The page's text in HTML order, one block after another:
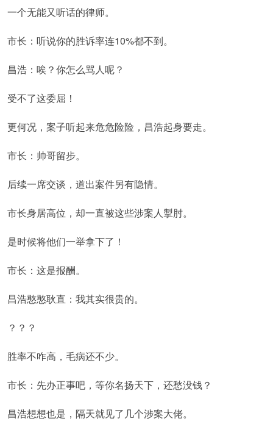
一个无能又听话的律师。
市长：听说你的胜诉率连10%都不到。
昌浩：唉？你怎么骂人呢？
受不了这委屈！
更何况，案子听起来危危险险，昌浩起身要走。
市长：帅哥留步。
后续一席交谈，道出案件另有隐情。
市长身居高位，却一直被这些涉案人掣肘。
是时候将他们一举拿下了！
市长：这是报酬。
昌浩憨憨耿直：我其实很贵的。
？？？
胜率不咋高，毛病还不少。
市长：先办正事吧，等你名扬天下，还愁没钱？
昌浩想想也是，隔天就见了几个涉案大佬。